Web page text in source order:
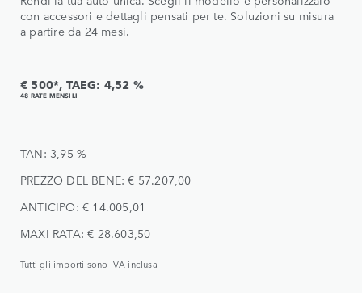
con accessori e dettagli pensati per te. Soluzioni su misura
a partire da 24 mesi.
€ 500*, TAEG: 4,52 %
48 RATE MENSILI
TAN: 3,95 %
PREZZO DEL BENE: € 57.207,00
ANTICIPO: € 14.005,01
MAXI RATA: € 28.603,50
Tutti gli importi sono IVA inclusa